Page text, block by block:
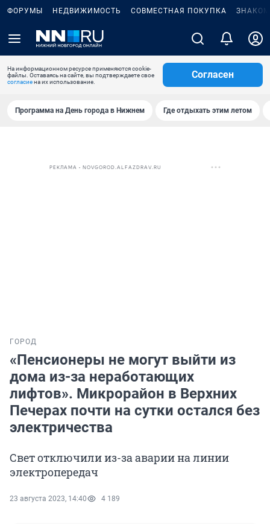
ФОРУМЫ НЕДВИЖИМОСТЬ СОВМЕСТНАЯ ПОКУПКА
На информационном ресурсе применяются cookie-
файлы. Оставаясь на сайте, вы подтверждаете свое
согласиена их использование.
Согласен
Программа на День города в Нижнем Где отдыхать этим летом
РЕКЛАМА • NOVGOROD.ALFAZDRAV.RU
ГОРОД
«Пенсионеры не могут выйти из
дома из-за неработающих
лифтов». Микрорайон в Верхних
Печерах почти на сутки остался без
электричества
Свет отключили из-за аварии на линии
электропередач
23 августа 2023, 14:40 4 189